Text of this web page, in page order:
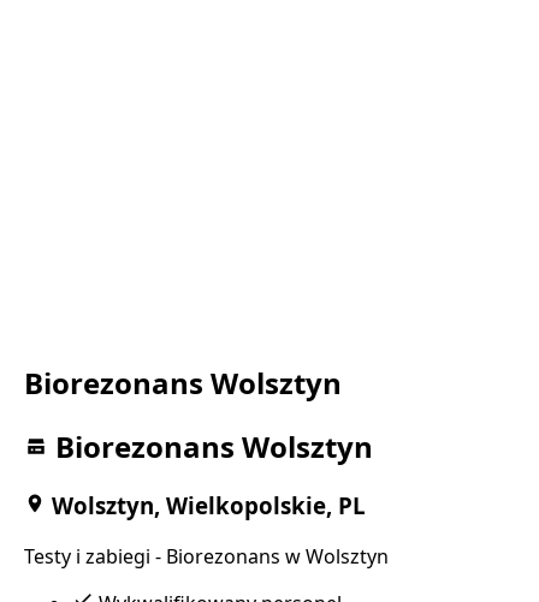
Biorezonans Wolsztyn
Biorezonans Wolsztyn
Wolsztyn, Wielkopolskie, PL
Testy i zabiegi - Biorezonans w Wolsztyn